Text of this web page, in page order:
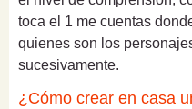
toca el 1 me cuentas
quienes son los
sucesivamente.
¿Cómo crear en casa